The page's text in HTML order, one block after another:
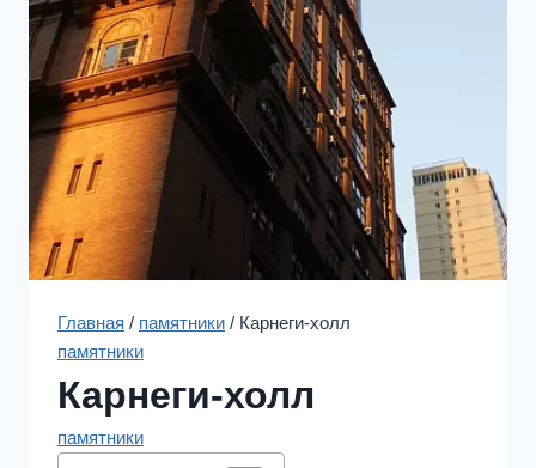
Главная / памятники / Карнеги-холл
памятники
Карнеги-холл
памятники